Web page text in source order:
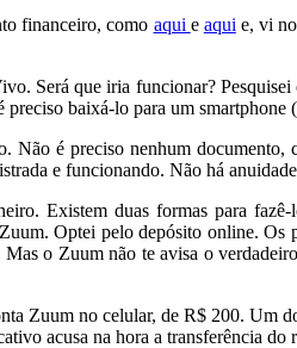
financeiro, como aqui e aqui e, vi
Será que iria funcionar?
baixá-lo para um
é preciso nenhum
e funcionando. Não há
Existem duas formas para
Optei pelo depósito online.
o Zuum não te avisa o
Zuum no celular, de R$ 200. Um
acusa na hora a transferência do